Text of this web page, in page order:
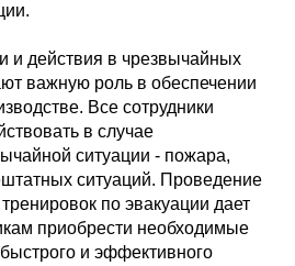
и действия в чрезвычайных
важную роль в обеспечении
Все сотрудники
в случае
ситуации - пожара,
ситуаций. Проведение
по эвакуации дает
приобрести необходимые
и эффективного